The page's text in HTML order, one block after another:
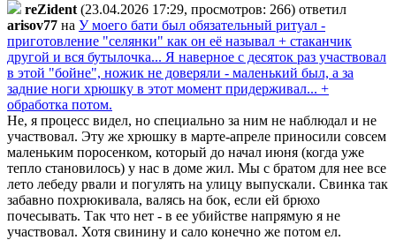
reZident (23.04.2026 17:29, просмотров: 266) ответил
arisov77 на У моего бати был обязательный ритуал -
приготовление "селянки" как он её называл + стаканчик
другой и вся бутылочка... Я наверное с десяток раз участвовал
в этой "бойне", ножик не доверяли - маленький был, а за
задние ноги хрюшку в этот момент придерживал... +
обработка потом.
Не, я процесс видел, но специально за ним не наблюдал и не
участвовал. Эту же хрюшку в марте-апреле приносили совсем
маленьким поросенком, который до начал июня (когда уже
тепло становилось) у нас в доме жил. Мы с братом для нее все
лето лебеду рвали и погулять на улицу выпускали. Свинка так
забавно похрюкивала, валясь на бок, если ей брюхо
почесывать. Так что нет - в ее убийстве напрямую я не
участвовал. Хотя свинину и сало конечно же потом ел.